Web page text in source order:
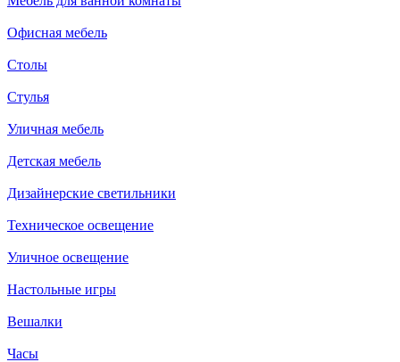
Офисная мебель
Столы
Стулья
Уличная мебель
Детская мебель
Дизайнерские светильники
Техническое освещение
Уличное освещение
Настольные игры
Вешалки
Часы